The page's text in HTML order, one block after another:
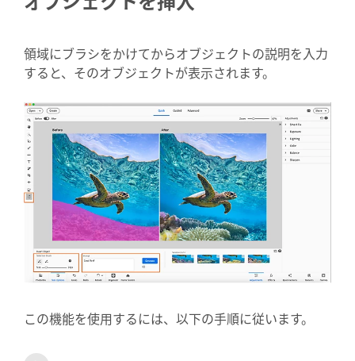
領域にブラシをかけてからオブジェクトの説明を入力
すると、そのオブジェクトが表示されます。
この機能を使用するには、以下の手順に従います。